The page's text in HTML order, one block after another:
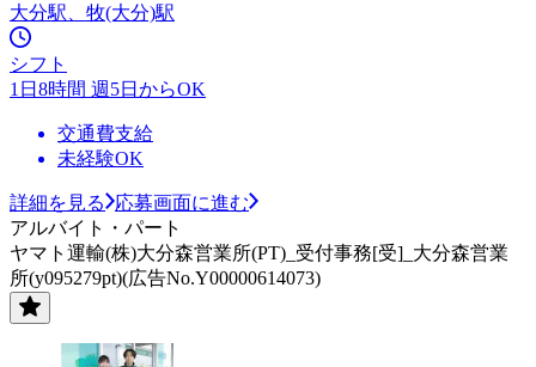
大分駅、牧(大分)駅
シフト
1日8時間 週5日からOK
交通費支給
未経験OK
詳細を見る
応募画面に進む
アルバイト・パート
ヤマト運輸(株)大分森営業所(PT)_受付事務[受]_大分森営業
所(y095279pt)(広告No.Y00000614073)